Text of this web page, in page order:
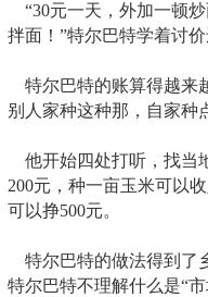
“30元一天，外加一顿炒
拌面！”特尔巴特学着讨价
特尔巴特的账算得越来
别人家种这种那，自家种
他开始四处打听，找当
200元，种一亩玉米可以
可以挣500元。
特尔巴特的做法得到了
特尔巴特不理解什么是“